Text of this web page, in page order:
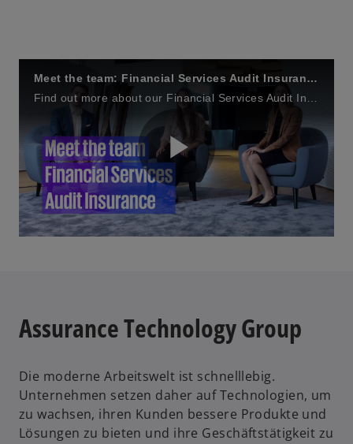
n
e
e
n
R
e
g
i
k
r
t
e
g
a
r
e
g
e
ö
ff
n
Meet the team: Financial Services Audit Insurance
Find out more about our Financial Services Audit Insurance team.
P
a
y
Assurance Technology Group
Die moderne Arbeitswelt ist schnelllebig.
Unternehmen setzen daher auf Technologien, um
zu wachsen, ihren Kunden bessere Produkte und
Lösungen zu bieten und ihre Geschäftstätigkeit zu